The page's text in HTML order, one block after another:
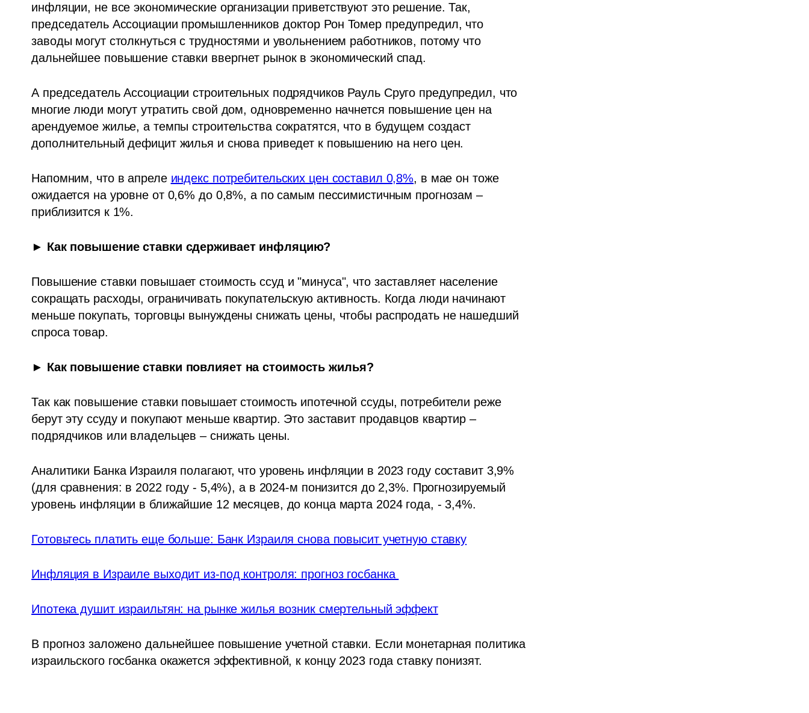
инфляции, не все экономические организации приветствуют это решение. Так,
председатель Ассоциации промышленников доктор Рон Томер предупредил, что
заводы могут столкнуться с трудностями и увольнением работников, потому что
дальнейшее повышение ставки ввергнет рынок в экономический спад.
А председатель Ассоциации строительных подрядчиков Рауль Сруго предупредил, что
многие люди могут утратить свой дом, одновременно начнется повышение цен на
арендуемое жилье, а темпы строительства сократятся, что в будущем создаст
дополнительный дефицит жилья и снова приведет к повышению на него цен.
Напомним, что в апреле индекс потребительских цен составил 0,8%, в мае он тоже
ожидается на уровне от 0,6% до 0,8%, а по самым пессимистичным прогнозам –
приблизится к 1%.
► Как повышение ставки сдерживает инфляцию?
Повышение ставки повышает стоимость ссуд и "минуса", что заставляет население
сокращать расходы, ограничивать покупательскую активность. Когда люди начинают
меньше покупать, торговцы вынуждены снижать цены, чтобы распродать не нашедший
спроса товар.
► Как повышение ставки повлияет на стоимость жилья?
Так как повышение ставки повышает стоимость ипотечной ссуды, потребители реже
берут эту ссуду и покупают меньше квартир. Это заставит продавцов квартир –
подрядчиков или владельцев – снижать цены.
Аналитики Банка Израиля полагают, что уровень инфляции в 2023 году составит 3,9%
(для сравнения: в 2022 году - 5,4%), а в 2024-м понизится до 2,3%. Прогнозируемый
уровень инфляции в ближайшие 12 месяцев, до конца марта 2024 года, - 3,4%.
Готовьтесь платить еще больше: Банк Израиля снова повысит учетную ставку
Инфляция в Израиле выходит из-под контроля: прогноз госбанка
Ипотека душит израильтян: на рынке жилья возник смертельный эффект
В прогноз заложено дальнейшее повышение учетной ставки. Если монетарная политика
израильского госбанка окажется эффективной, к концу 2023 года ставку понизят.